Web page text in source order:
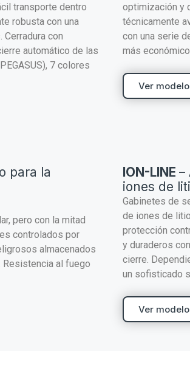
transporte dentro
robusta con una
con
automático de las
7 colores
optimización y
técnicamente
con una serie
más
Ver
para la
pero con la mitad
controlados por
almacenados
al fuego
ION-LINE –
iones de
Gabinetes de
de iones de
protección
y duraderos
cierre.
un sofisticado
Ver